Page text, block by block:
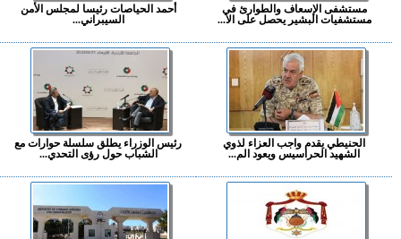
مستشفى الإسعاف والطوارئ في
مستشفيات البشير يحصل على الا...
أحمد الحياصات رئيسا لمجلس الأمن
السيبراني...
الحنيطي يقدم واجب العزاء لذوي
الشهيد الحراسيس ويعود الم...
رئيس الوزراء يطلق سلسلة حوارات مع
الشباب حول رؤى التحدي...